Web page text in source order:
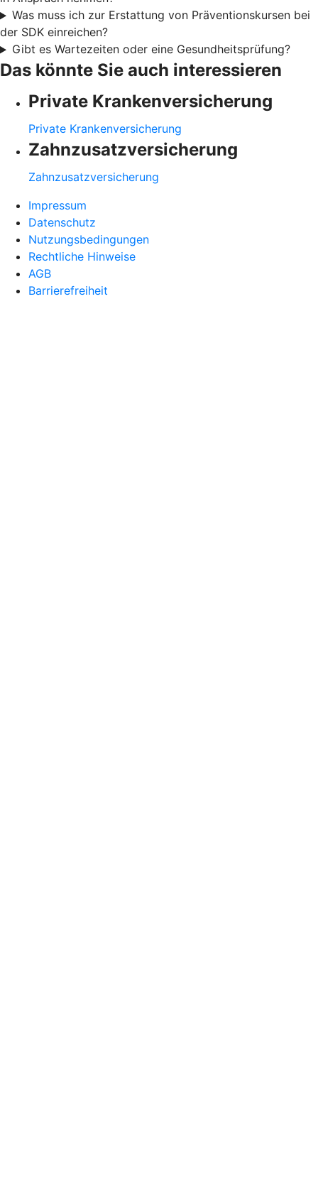
Was muss ich zur Erstattung von Präventionskursen bei
der SDK einreichen?
Gibt es Wartezeiten oder eine Gesundheitsprüfung?
Das könnte Sie auch interessieren
Private Krankenversicherung
Private Krankenversicherung
Zahnzusatzversicherung
Zahnzusatzversicherung
Impressum
Datenschutz
Nutzungsbedingungen
Rechtliche Hinweise
AGB
Barrierefreiheit